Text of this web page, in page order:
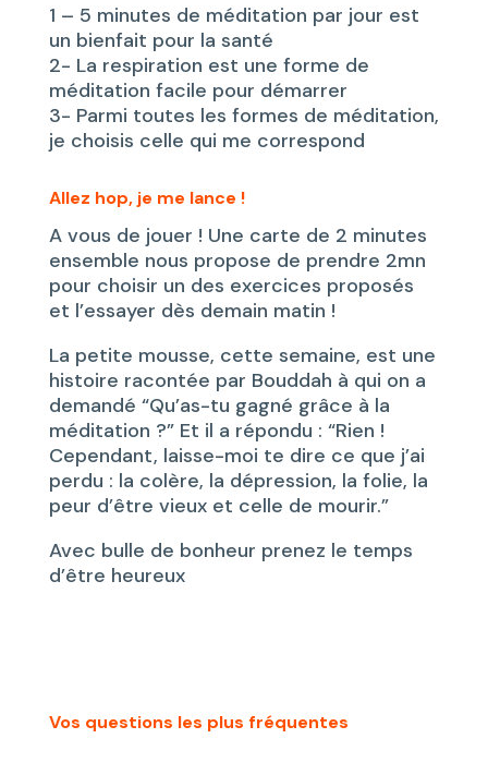
1 – 5 minutes de méditation par jour est
un bienfait pour la santé
2- La respiration est une forme de
méditation facile pour démarrer
3- Parmi toutes les formes de méditation,
je choisis celle qui me correspond
Allez hop, je me lance !
A vous de jouer ! Une carte de 2 minutes
ensemble nous propose de prendre 2mn
pour choisir un des exercices proposés
et l’essayer dès demain matin !
La petite mousse, cette semaine, est une
histoire racontée par Bouddah à qui on a
demandé “Qu’as-tu gagné grâce à la
méditation ?” Et il a répondu : “Rien !
Cependant, laisse-moi te dire ce que j’ai
perdu : la colère, la dépression, la folie, la
peur d’être vieux et celle de mourir.”
Avec bulle de bonheur prenez le temps
d’être heureux
Vos questions les plus fréquentes